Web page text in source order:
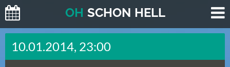
OH SCHON HELL
H
E
10.01.2014, 23:00